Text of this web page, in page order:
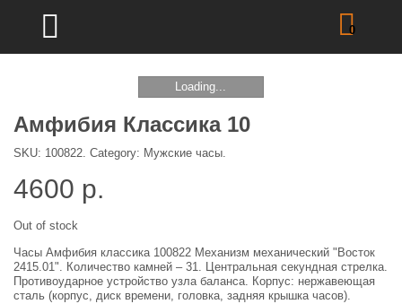
0
Loading...
Амфибия Классика 10
SKU: 100822. Category: Мужские часы.
4600 р.
Out of stock
Часы Амфибия классика 100822 Механизм механический "Восток
2415.01". Количество камней – 31. Центральная секундная стрелка.
Противоударное устройство узла баланса. Корпус: нержавеющая
сталь (корпус, диск времени, головка, задняя крышка часов).